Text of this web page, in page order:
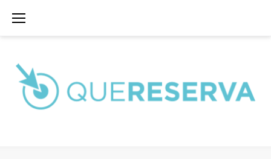
Skip